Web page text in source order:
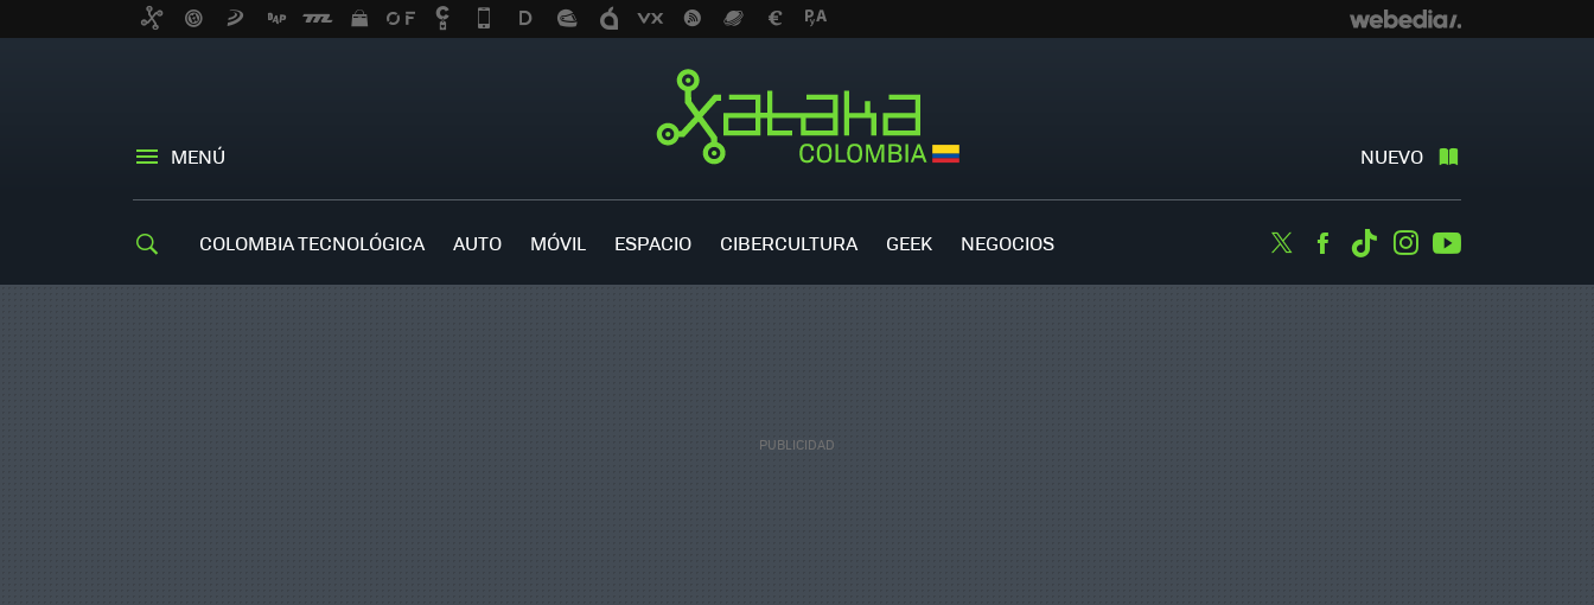
MENÚ NUEVO
COLOMBIA TECNOLÓGICA AUTO MÓVIL ESPACIO CIBERCULTURA GEEK NEGOCIOS TwitterFacebook
TiktokInstagram